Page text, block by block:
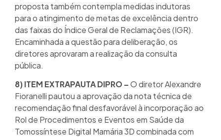
proposta também contempla medidas indutoras
para o atingimento de metas de excelência dentro
das faixas do Índice Geral de Reclamações (IGR).
Encaminhada a questão para deliberação, os
diretores aprovaram a realização da consulta
pública.
8) ITEM EXTRAPAUTA DIPRO –O diretor Alexandre
Fioranelli pautou a aprovação da nota técnica de
recomendação final desfavorável à incorporação ao
Rol de Procedimentos e Eventos em Saúde da
Tomossíntese Digital Mamária 3D combinada com